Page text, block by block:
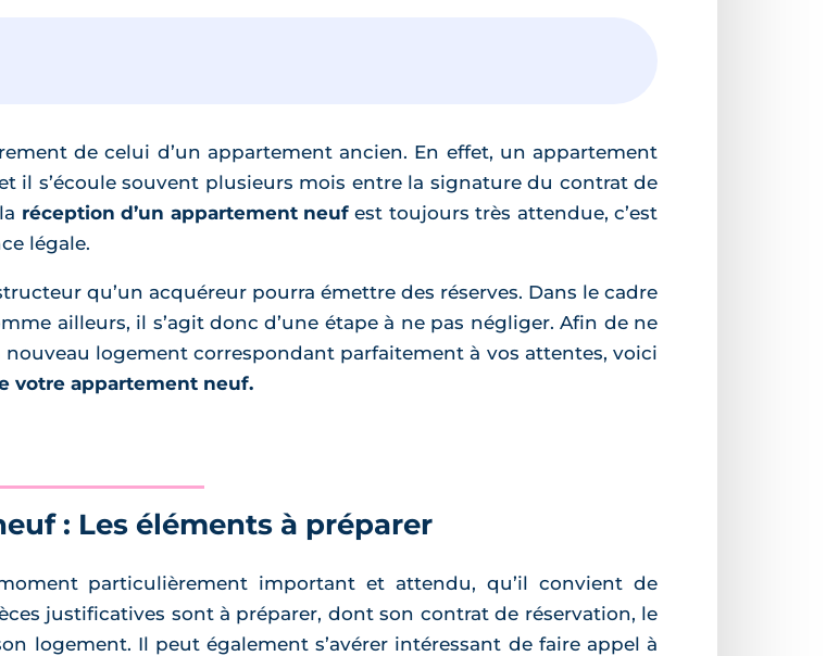
de celui d’un appartement ancien. En effet, un appartement
il s’écoule souvent plusieurs mois entre la signature du contrat de
réception d’un appartement neufest toujours très attendue, c’est
légale.
qu’un acquéreur pourra émettre des réserves. Dans le cadre
ailleurs, il s’agit donc d’une étape à ne pas négliger. Afin de ne
logement correspondant parfaitement à vos attentes, voici
votre appartement neuf.
: Les éléments à préparer
particulièrement important et attendu, qu’il convient de
justificatives sont à préparer, dont son contrat de réservation, le
logement. Il peut également s’avérer intéressant de faire appel à